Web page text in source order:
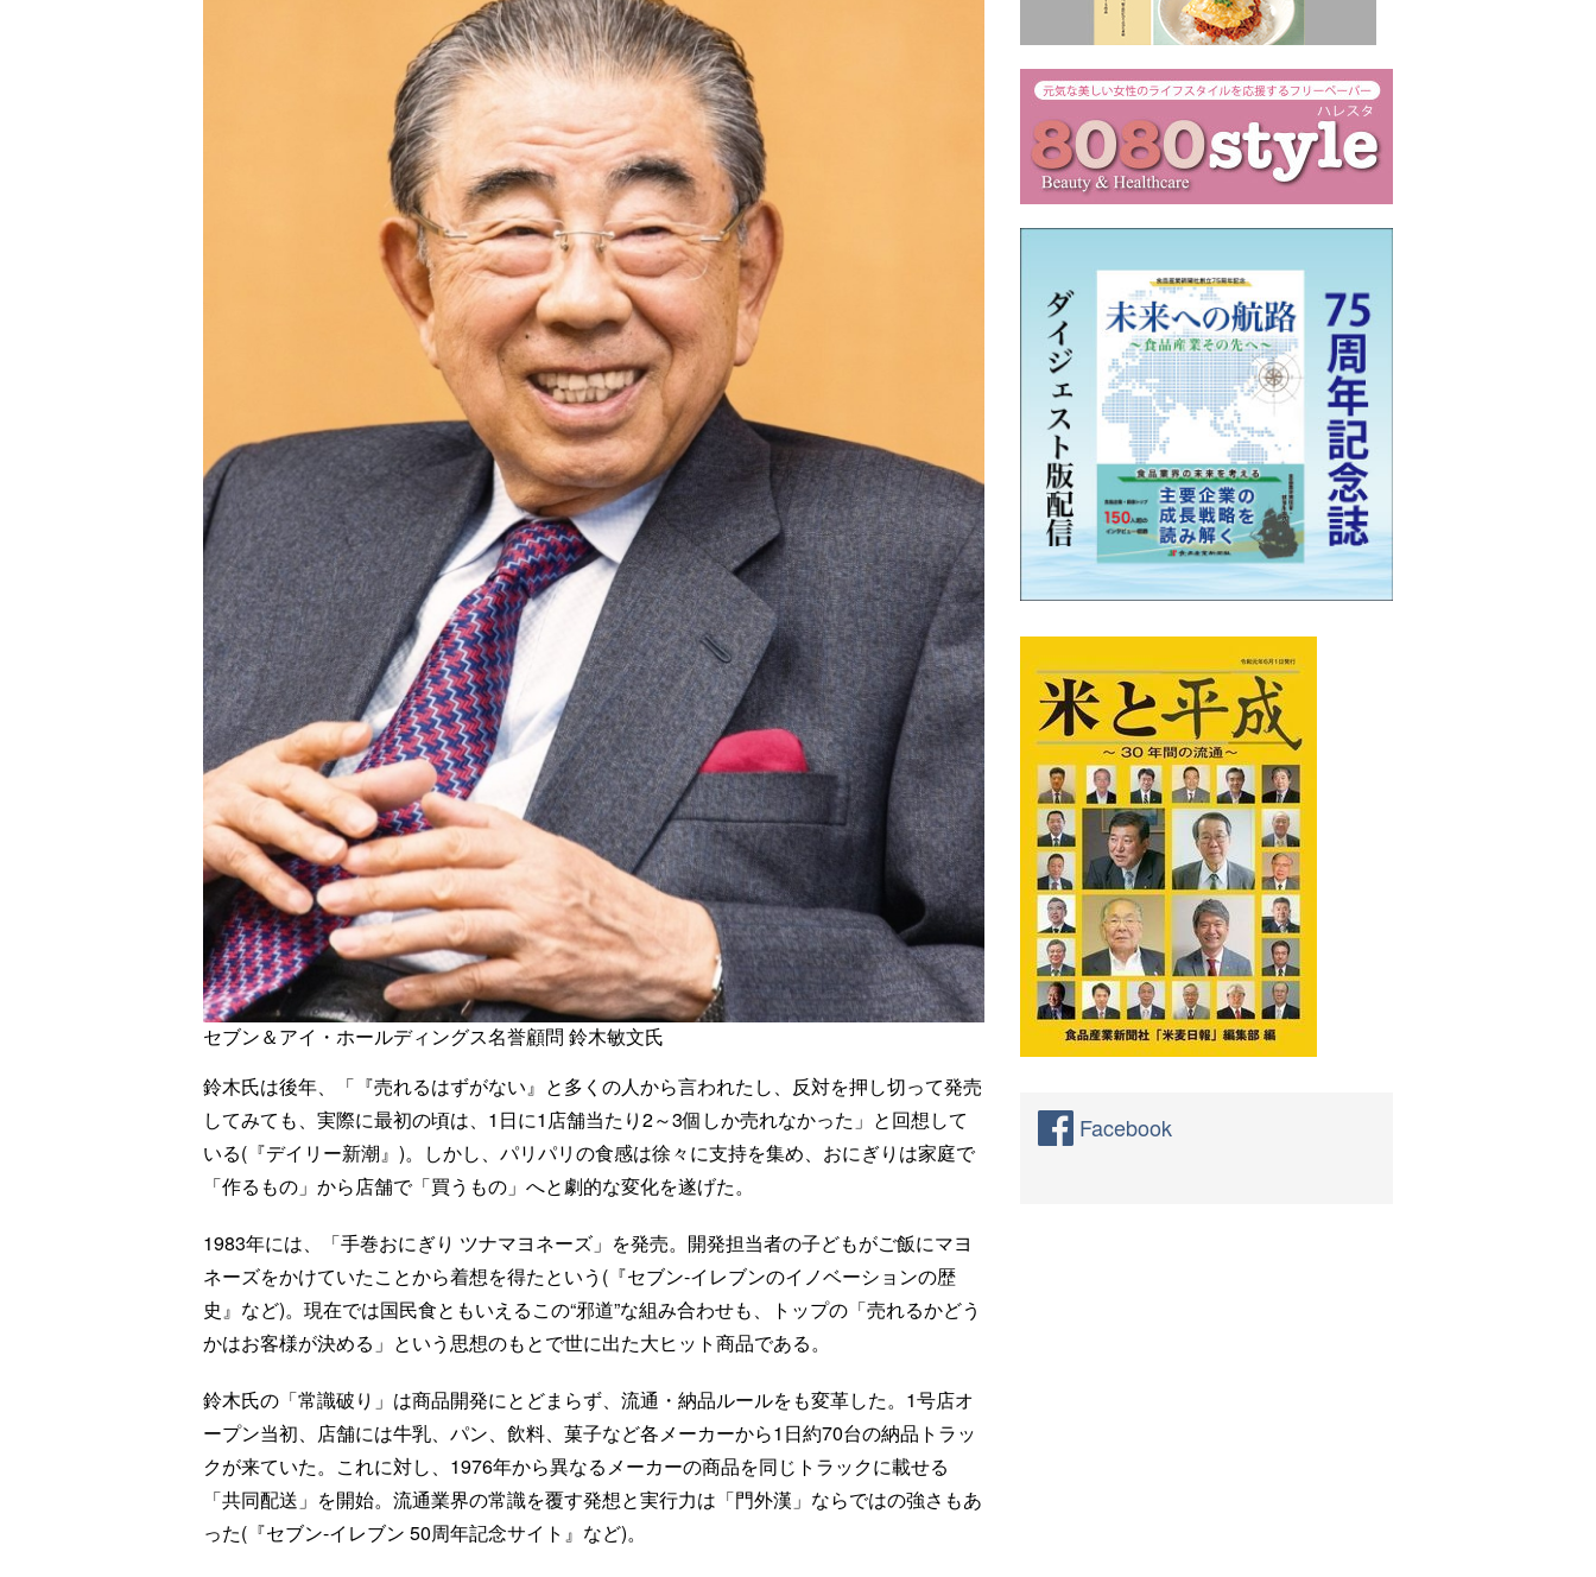
セブン＆アイ・ホールディングス名誉顧問 鈴木敏文氏
鈴木氏は後年、「『売れるはずがない』と多くの人から言われたし、反対を押し切って発売
してみても、実際に最初の頃は、1日に1店舗当たり2～3個しか売れなかった」と回想して
いる(『デイリー新潮』)。しかし、パリパリの食感は徐々に支持を集め、おにぎりは家庭で
「作るもの」から店舗で「買うもの」へと劇的な変化を遂げた。
1983年には、「手巻おにぎり ツナマヨネーズ」を発売。開発担当者の子どもがご飯にマヨ
ネーズをかけていたことから着想を得たという(『セブン-イレブンのイノベーションの歴
史』など)。現在では国民食ともいえるこの“邪道”な組み合わせも、トップの「売れるかどう
かはお客様が決める」という思想のもとで世に出た大ヒット商品である。
鈴木氏の「常識破り」は商品開発にとどまらず、流通・納品ルールをも変革した。1号店オ
ープン当初、店舗には牛乳、パン、飲料、菓子など各メーカーから1日約70台の納品トラッ
クが来ていた。これに対し、1976年から異なるメーカーの商品を同じトラックに載せる
「共同配送」を開始。流通業界の常識を覆す発想と実行力は「門外漢」ならではの強さもあ
った(『セブン-イレブン 50周年記念サイト』など)。
Facebook